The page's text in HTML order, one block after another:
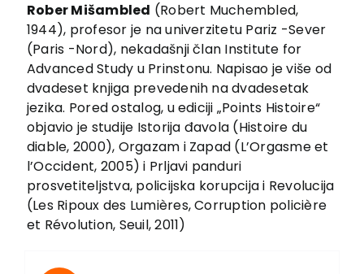
O nama
Knjige
U pripremi
Akcija
Autori
Vesti
EU PROJEKTI
Kontakt
Rober Mišambled (Robert Muchembled,
1944), profesor je na univerzitetu Pariz -Sever
(Paris -Nord), nekadašnji član Institute for
Advanced Study u Prinstonu. Napisao je više od
dvadeset knjiga prevedenih na dvadesetak
jezika. Pored ostalog, u ediciji „Points Histoire“
objavio je studije Istorija đavola (Histoire du
diable, 2000), Orgazam i Zapad (L’Orgasme et
l’Occident, 2005) i Prljavi panduri
prosvetiteljstva, policijska korupcija i Revolucija
(Les Ripoux des Lumières, Corruption policière
et Révolution, Seuil, 2011)